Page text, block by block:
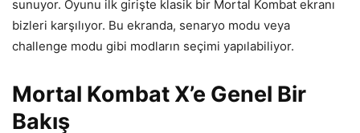
sunuyor. Oyunu ilk girişte klasik bir Mortal Kombat ekranı
bizleri karşılıyor. Bu ekranda, senaryo modu veya
challenge modu gibi modların seçimi yapılabiliyor.
Mortal Kombat X’e Genel Bir
Bakış